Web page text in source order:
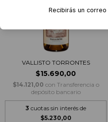
VALLISTO TORRONTES
$15.690,00
$14.121,00 con Transferencia o
depósito bancario
3 cuotas sin interés de
$5.230,00
Recibirás un